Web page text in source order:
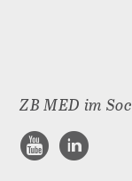
ZB MED im